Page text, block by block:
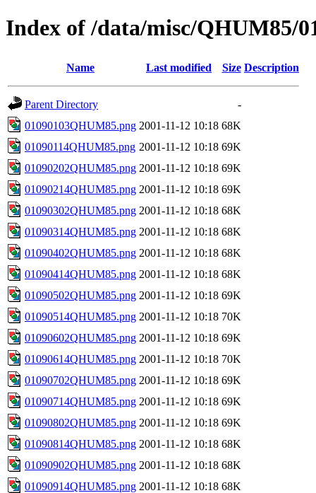
Index of /data/misc/QHUM85/
Name Last modified Size Description
Parent Directory
-
01090103QHUM85.png 2001-11-12 10:18 68K
01090114QHUM85.png 2001-11-12 10:18 69K
01090202QHUM85.png 2001-11-12 10:18 69K
01090214QHUM85.png 2001-11-12 10:18 69K
01090302QHUM85.png 2001-11-12 10:18 68K
01090314QHUM85.png 2001-11-12 10:18 68K
01090402QHUM85.png 2001-11-12 10:18 68K
01090414QHUM85.png 2001-11-12 10:18 68K
01090502QHUM85.png 2001-11-12 10:18 69K
01090514QHUM85.png 2001-11-12 10:18 70K
01090602QHUM85.png 2001-11-12 10:18 69K
01090614QHUM85.png 2001-11-12 10:18 70K
01090702QHUM85.png 2001-11-12 10:18 69K
01090714QHUM85.png 2001-11-12 10:18 69K
01090802QHUM85.png 2001-11-12 10:18 69K
01090814QHUM85.png 2001-11-12 10:18 68K
01090902QHUM85.png 2001-11-12 10:18 68K
01090914QHUM85.png 2001-11-12 10:18 68K